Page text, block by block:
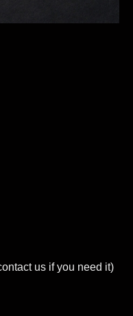
us if you need it)